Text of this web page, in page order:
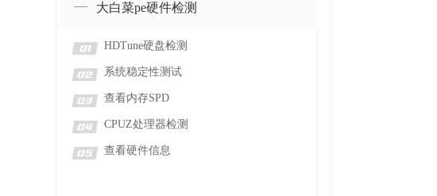
大白菜pe硬件检测
01 HDTune硬盘检测
02 系统稳定性测试
03 查看内存SPD
04 CPUZ处理器检测
05 查看硬件信息